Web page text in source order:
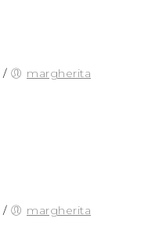
/ margherita
/ margherita